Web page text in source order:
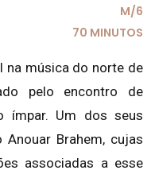
M/6
70 MINUTOS
na música do norte de
pelo encontro de
ímpar. Um dos seus
Brahem, cujas
associadas a esse